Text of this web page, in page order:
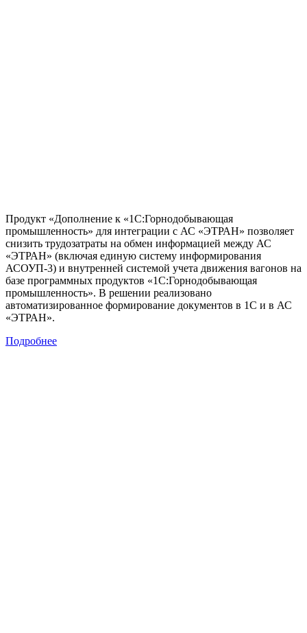
Продукт «Дополнение к «1С:Горнодобывающая
промышленность» для интеграции с АС «ЭТРАН» позволяет
снизить трудозатраты на обмен информацией между АС
«ЭТРАН» (включая единую систему информирования
АСОУП-3) и внутренней системой учета движения вагонов на
базе программных продуктов «1С:Горнодобывающая
промышленность». В решении реализовано
автоматизированное формирование документов в 1С и в АС
«ЭТРАН».
Подробнее